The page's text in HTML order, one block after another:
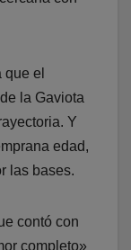
el
la Gaviota
Y
edad,
las bases.
contó con
completo»